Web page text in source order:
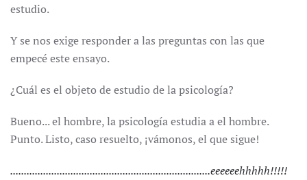
estudio.
Y se nos exige responder a las preguntas con las que
empecé este ensayo.
¿Cuál es el objeto de estudio de la psicología?
Bueno... el hombre, la psicología estudia a el hombre.
Punto. Listo, caso resuelto, ¡vámonos, el que sigue!
.........................................................................eeeeeehhhhh!!!!!